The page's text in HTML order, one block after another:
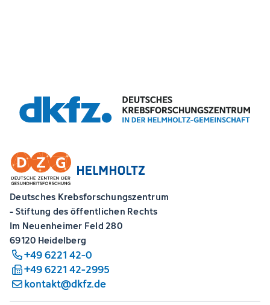
Deutsches Krebsforschungszentrum
- Stiftung des öffentlichen Rechts
Im Neuenheimer Feld 280
69120 Heidelberg
+49 6221 42-0
+49 6221 42-2995
kontakt@dkfz.de